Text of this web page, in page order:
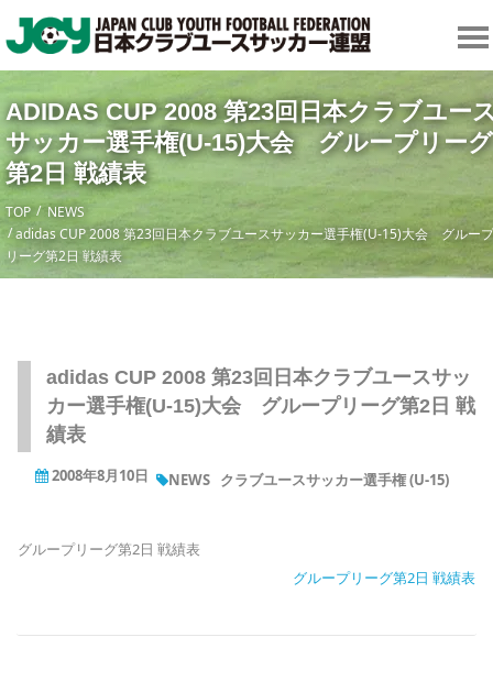
ADIDAS CUP 2008 第23回日本クラブユー
サッカー選手権(U-15)大会 グループリーグ
第2日 戦績表
TOP
NEWS
adidas CUP 2008 第23回日本クラブユースサッカー選手権(U-15)大会 グループ
リーグ第2日 戦績表
adidas CUP 2008 第23回日本クラブユースサッ
カー選手権(U-15)大会 グループリーグ第2日 戦
績表
2008年8月10日 NEWS クラブユースサッカー選手権 (U-15)
グループリーグ第2日 戦績表
グループリーグ第2日 戦績表